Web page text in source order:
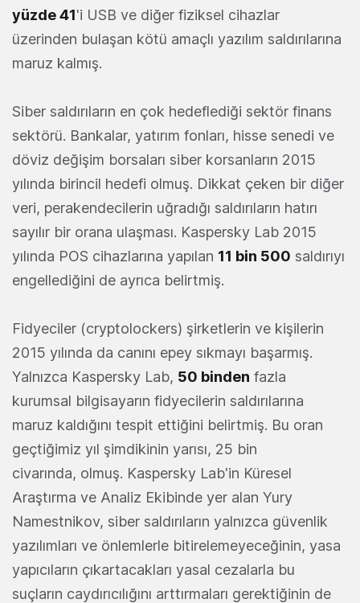
yüzde 41'i USB ve diğer fiziksel cihazlar
üzerinden bulaşan kötü amaçlı yazılım saldırılarına
maruz kalmış.
Siber saldırıların en çok hedeflediği sektör finans
sektörü. Bankalar, yatırım fonları, hisse senedi ve
döviz değişim borsaları siber korsanların 2015
yılında birincil hedefi olmuş. Dikkat çeken bir diğer
veri, perakendecilerin uğradığı saldırıların hatırı
sayılır bir orana ulaşması. Kaspersky Lab 2015
yılında POS cihazlarına yapılan 11 bin 500 saldırıyı
engellediğini de ayrıca belirtmiş.
Fidyeciler (cryptolockers) şirketlerin ve kişilerin
2015 yılında da canını epey sıkmayı başarmış.
Yalnızca Kaspersky Lab, 50 binden fazla
kurumsal bilgisayarın fidyecilerin saldırılarına
maruz kaldığını tespit ettiğini belirtmiş. Bu oran
geçtiğimiz yıl şimdikinin yarısı, 25 bin
civarında, olmuş. Kaspersky Lab'in Küresel
Araştırma ve Analiz Ekibinde yer alan Yury
Namestnikov, siber saldırıların yalnızca güvenlik
yazılımları ve önlemlerle bitirelemeyeceğinin, yasa
yapıcıların çıkartacakları yasal cezalarla bu
suçların caydırıcılığını arttırmaları gerektiğinin de